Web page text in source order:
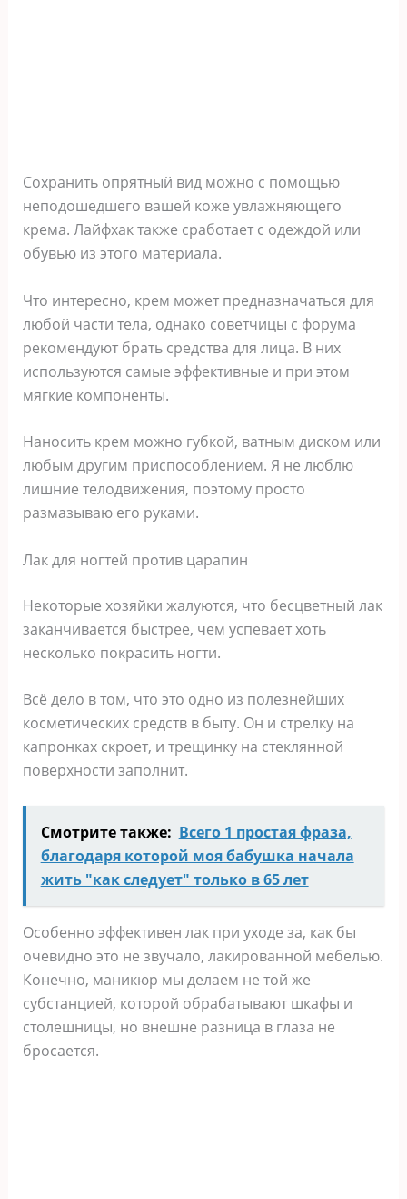
Сохранить опрятный вид можно с помощью
неподошедшего вашей коже увлажняющего
крема. Лайфхак также сработает с одеждой или
обувью из этого материала.
Что интересно, крем может предназначаться для
любой части тела, однако советчицы с форума
рекомендуют брать средства для лица. В них
используются самые эффективные и при этом
мягкие компоненты.
Наносить крем можно губкой, ватным диском или
любым другим приспособлением. Я не люблю
лишние телодвижения, поэтому просто
размазываю его руками.
Лак для ногтей против царапин
Некоторые хозяйки жалуются, что бесцветный лак
заканчивается быстрее, чем успевает хоть
несколько покрасить ногти.
Всё дело в том, что это одно из полезнейших
косметических средств в быту. Он и стрелку на
капронках скроет, и трещинку на стеклянной
поверхности заполнит.
Смотрите также: Всего 1 простая фраза,
благодаря которой моя бабушка начала
жить "как следует" только в 65 лет
Особенно эффективен лак при уходе за, как бы
очевидно это не звучало, лакированной мебелью.
Конечно, маникюр мы делаем не той же
субстанцией, которой обрабатывают шкафы и
столешницы, но внешне разница в глаза не
бросается.